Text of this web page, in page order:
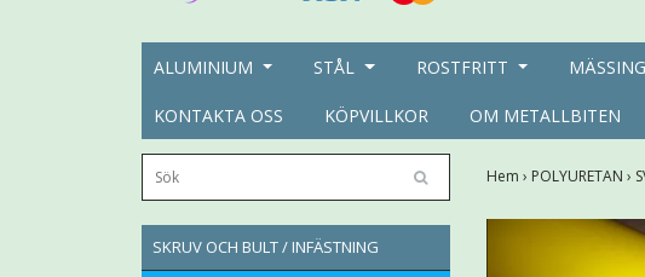
ALUMINIUM STÅL ROSTFRITT MÄSSING
KONTAKTA OSS KÖPVILLKOR OM METALLBITEN
SKRUV OCH BULT / INFÄSTNING
Hem › POLYURETAN ›